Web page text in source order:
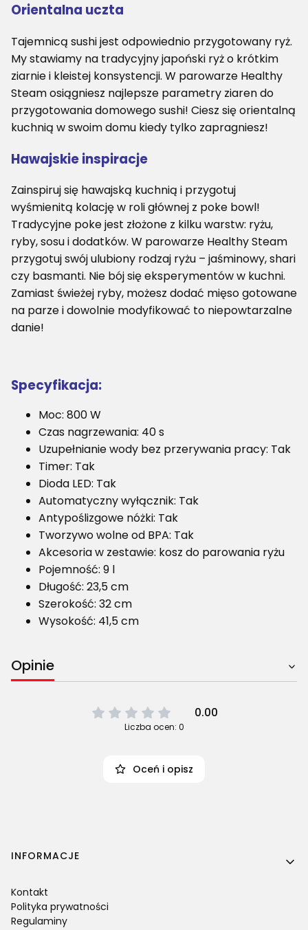
Orientalna uczta
Tajemnicą sushi jest odpowiednio przygotowany ryż.
My stawiamy na tradycyjny japoński ryż o krótkim
ziarnie i kleistej konsystencji. W parowarze Healthy
Steam osiągniesz najlepsze parametry ziaren do
przygotowania domowego sushi! Ciesz się orientalną
kuchnią w swoim domu kiedy tylko zapragniesz!
Hawajskie inspiracje
Zainspiruj się hawajską kuchnią i przygotuj
wyśmienitą kolację w roli głównej z poke bowl!
Tradycyjne poke jest złożone z kilku warstw: ryżu,
ryby, sosu i dodatków. W parowarze Healthy Steam
przygotuj swój ulubiony rodzaj ryżu – jaśminowy, shari
czy basmanti. Nie bój się eksperymentów w kuchni.
Zamiast świeżej ryby, możesz dodać mięso gotowane
na parze i dowolnie modyfikować to niepowtarzalne
danie!
Specyfikacja:
Moc: 800 W
Czas nagrzewania: 40 s
Uzupełnianie wody bez przerywania pracy: Tak
Timer: Tak
Dioda LED: Tak
Automatyczny wyłącznik: Tak
Antypoślizgowe nóżki: Tak
Tworzywo wolne od BPA: Tak
Akcesoria w zestawie: kosz do parowania ryżu
Pojemność: 9 l
Długość: 23,5 cm
Szerokość: 32 cm
Wysokość: 41,5 cm
Opinie
0.00
Liczba ocen: 0
Oceń i opisz
Linki w stopce
INFORMACJE
Kontakt
Polityka prywatności
Regulaminy